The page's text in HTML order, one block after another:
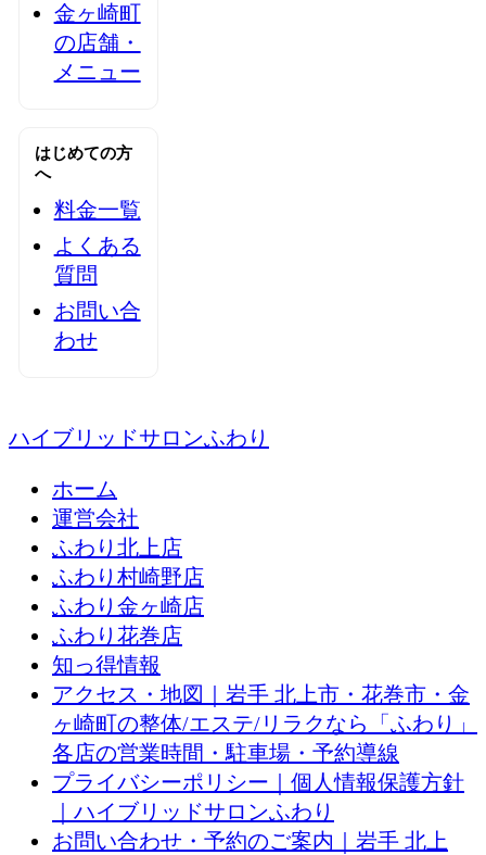
金ヶ崎町
の店舗・
メニュー
はじめての方
へ
料金一覧
よくある
質問
お問い合
わせ
ハイブリッドサロンふわり
ホーム
運営会社
ふわり北上店
ふわり村崎野店
ふわり金ヶ崎店
ふわり花巻店
知っ得情報
アクセス・地図｜岩手 北上市・花巻市・金
ヶ崎町の整体/エステ/リラクなら「ふわり」
各店の営業時間・駐車場・予約導線
プライバシーポリシー｜個人情報保護方針
｜ハイブリッドサロンふわり
お問い合わせ・予約のご案内｜岩手 北上